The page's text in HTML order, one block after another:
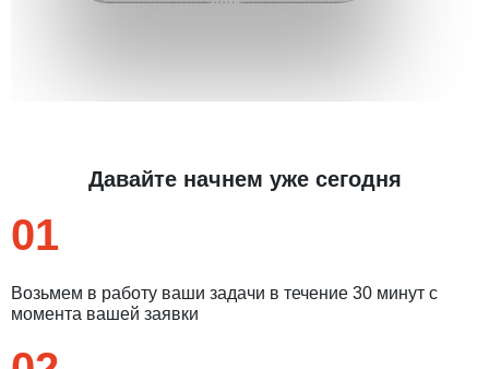
Давайте начнем уже сегодня
01
Возьмем в работу ваши задачи в течение 30 минут с
момента вашей заявки